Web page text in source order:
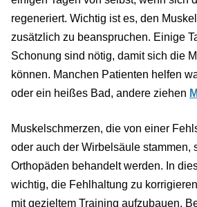
regeneriert. Wichtig ist es, den
zusätzlich zu beanspruchen. Einige
Schonung sind nötig, damit sich die
können. Manchen Patienten helfen
oder ein heißes Bad, andere ziehen
Muskelschmerzen, die von einer
oder auch der Wirbelsäule stammen,
Orthopäden behandelt werden. In
wichtig, die Fehlhaltung zu
mit gezieltem Training aufzubauen.